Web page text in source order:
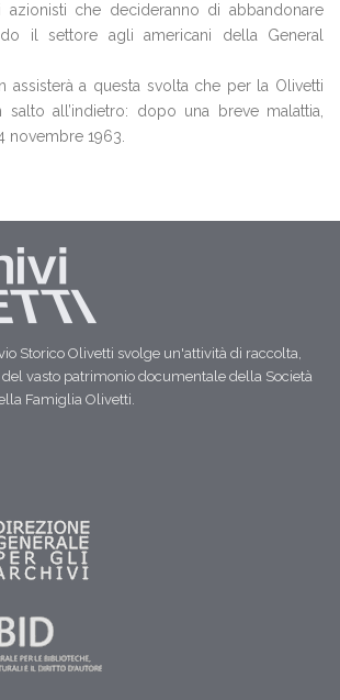
azionisti che decideranno di abbandonare
il settore agli americani della General
assisterà a questa svolta che per la Olivetti
all’indietro: dopo una breve malattia,
novembre 1963.
Storico Olivetti svolge un'attività di raccolta,
vasto patrimonio documentale della Società
Famiglia Olivetti.